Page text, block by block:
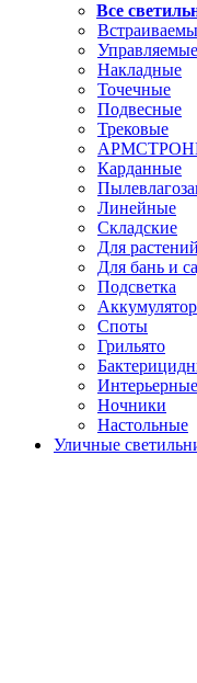
Все
Управляемые
Накладные
Точечные
Подвесные
Трековые
Карданные
Линейные
Складские
Для
Для бань и
Подсветка
Споты
Грильято
Интерьерные
Ночники
Настольные
Уличные